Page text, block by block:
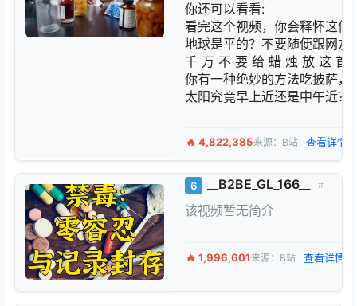
你还可以看看:
看完这个视频，你会释怀这
地球是平的？不要随便跟网
千 万 不 要 给 蜡 烛 放 这 首
你有一种绝妙的方法吃披萨
太阳究竟早上近还是中午近
🔥 4,822,385来源：B站 查看详情
6 __B2BE_GL_166__ #
该视频暂无简介
🔥 1,996,601来源：B站 查看详情 →